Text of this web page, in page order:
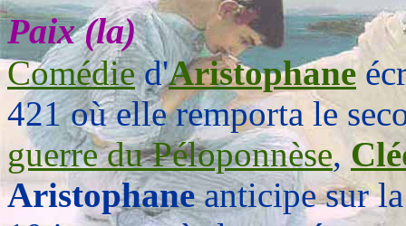
Paix (la)
Comédied'Aristophane
421 où elle remporta le
guerre du Péloponnèse,
Aristophaneanticipe sur